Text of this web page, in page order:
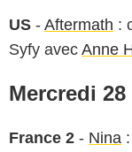
US - Aftermath :
Syfy avec Anne
Mercredi
France 2 - Nina